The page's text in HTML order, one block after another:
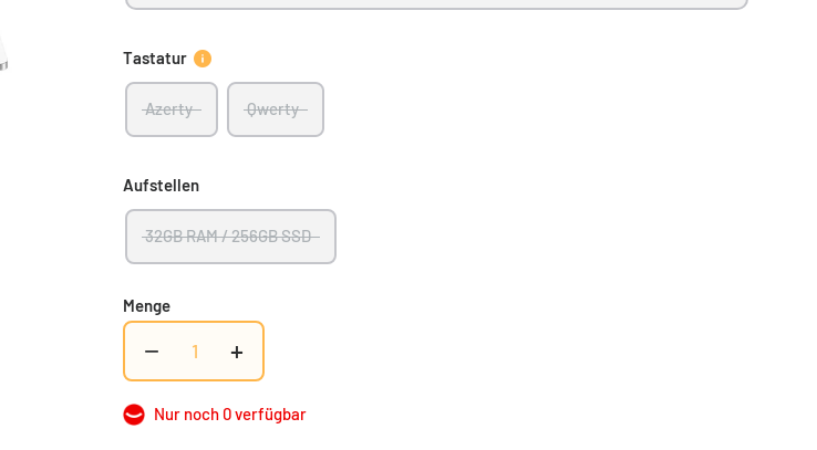
Tastatur
Azerty Qwerty
Aufstellen
32GB RAM / 256GB SSD
Menge
− +
Nur noch 0 verfügbar